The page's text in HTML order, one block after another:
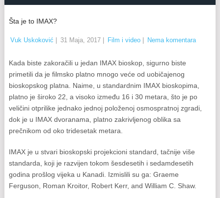
Šta je to IMAX?
Vuk Uskoković 31 Maja, 2017| Film i video| Nema komentara
Kada biste zakoračili u jedan IMAX bioskop, sigurno biste
primetili da je filmsko platno mnogo veće od uobičajenog
bioskopskog platna. Naime, u standardnim IMAX bioskopima,
platno je široko 22, a visoko između 16 i 30 metara, što je po
veličini otprilike jednako jednoj položenoj osmospratnoj zgradi,
dok je u IMAX dvoranama, platno zakrivljenog oblika sa
prečnikom od oko tridesetak metara.
IMAX je u stvari bioskopski projekcioni standard, tačnije više
standarda, koji je razvijen tokom šesdesetih i sedamdesetih
godina prošlog vijeka u Kanadi. Izmislili su ga: Graeme
Ferguson, Roman Kroitor, Robert Kerr, and William C. Shaw.